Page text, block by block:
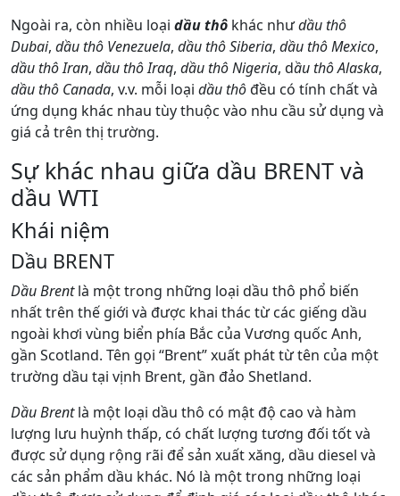
Ngoài ra, còn nhiều loại dầu thô khác nhưdầu thô
Dubai, dầu thô Venezuela, dầu thô Siberia, dầu thô Mexico,
dầu thô Iran, dầu thô Iraq, dầu thô Nigeria, dầu thô Alaska,
dầu thô Canada, v.v. mỗi loại dầu thôđều có tính chất và
ứng dụng khác nhau tùy thuộc vào nhu cầu sử dụng và
giá cả trên thị trường.
Sự khác nhau giữa dầu BRENT và
dầu WTI
Khái niệm
Dầu BRENT
Dầu Brentlà một trong những loại dầu thô phổ biến
nhất trên thế giới và được khai thác từ các giếng dầu
ngoài khơi vùng biển phía Bắc của Vương quốc Anh,
gần Scotland. Tên gọi “Brent” xuất phát từ tên của một
trường dầu tại vịnh Brent, gần đảo Shetland.
Dầu Brentlà một loại dầu thô có mật độ cao và hàm
lượng lưu huỳnh thấp, có chất lượng tương đối tốt và
được sử dụng rộng rãi để sản xuất xăng, dầu diesel và
các sản phẩm dầu khác. Nó là một trong những loại